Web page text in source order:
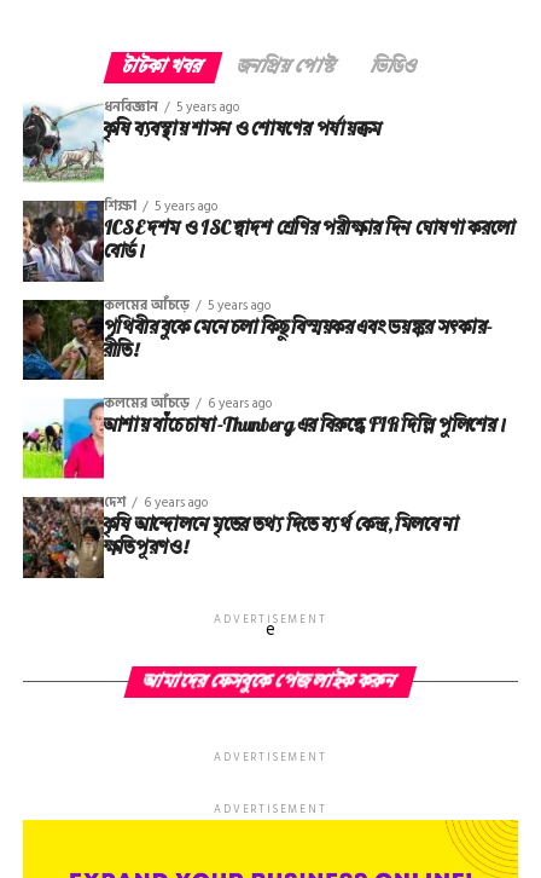
টাটকা খবর জনপ্রিয় পোস্ট ভিডিও
ধনবিজ্ঞান 5 years ago
কৃষি ব্যবস্থায় শাসন ও শোষণের পর্যায়ক্রম
শিক্ষা 5 years ago
ICSE দশম ও ISC দ্বাদশ শ্রেণির পরীক্ষার দিন ঘোষণা করলো
বোর্ড।
কলমের আঁচড়ে 5 years ago
পৃথিবীর বুকে মেনে চলা কিছু বিস্ময়কর এবং ভয়ঙ্কর সত্‍কার-
রীতি!
কলমের আঁচড়ে 6 years ago
আশায় বাঁচে চাষা-Thunberg এর বিরুদ্ধে FIR দিল্লি পুলিশের।
দেশ 6 years ago
কৃষি আন্দোলনে মৃতের তথ‌্য দিতে ব্যর্থ কেন্দ্র, মিলবে না
ক্ষতিপূরণও!
ADVERTISEMENT
e
আমাদের ফেসবুকে পেজ লাইক করুন
ADVERTISEMENT
ADVERTISEMENT